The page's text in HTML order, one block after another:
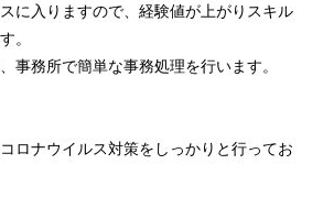
に入りますので、経験値が上がりスキル
。
事務所で簡単な事務処理を行います。
ロナウイルス対策をしっかりと行ってお